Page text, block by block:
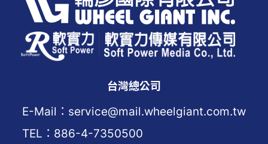
台灣總公司
E-Mail：service@mail.wheelgiant.com.tw
TEL：886-4-7350500